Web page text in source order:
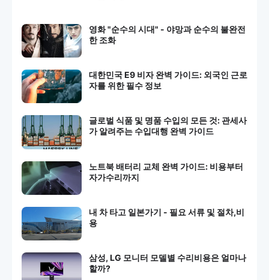
영화 "순수의 시대" - 야망과 순수의 불완전
한 조화
대한민국 E9 비자 완벽 가이드: 외국인 근로
자를 위한 필수 정보
글로벌 식품 및 명품 수입의 모든 것: 관세사
가 알려주는 수입대행 완벽 가이드
노트북 배터리 교체 완벽 가이드: 비용부터
자가수리까지
내 차 타고 일본가기 - 필요 서류 및 절차,비
용
삼성, LG 모니터 모델별 수리비용은 얼마나
할까?